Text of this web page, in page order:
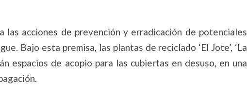
las acciones de prevención y erradicación de potenciales
Bajo esta premisa, las plantas de reciclado ‘El Jote’, ‘La
espacios de acopio para las cubiertas en desuso, en una